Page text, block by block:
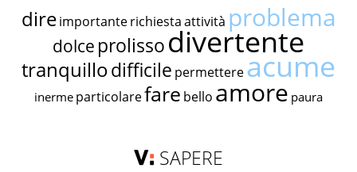
dire importante richiestaattività problema
dolce prolissodivertente
tranquillodifficile permettereacume
inerme particolarefare bello amore paura
SAPERE